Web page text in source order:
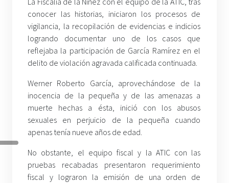
conocer las historias, iniciaron los procesos de
vigilancia, la recopilación de evidencias e indicios
logrando documentar uno de los casos que
reflejaba la participación de García Ramírez en el
delito de violación agravada calificada continuada.
Werner Roberto García, aprovechándose de la
inocencia de la pequeña y de las amenazas a
muerte hechas a ésta, inició con los abusos
sexuales en perjuicio de la pequeña cuando
apenas tenía nueve años de edad.
No obstante, el equipo fiscal y la ATIC con las
pruebas recabadas presentaron requerimiento
fiscal y lograron la emisión de una orden de